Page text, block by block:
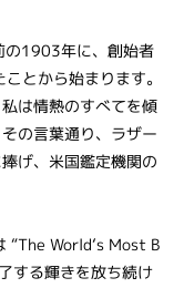
の1903年に、創始者
とから始まります。
は情熱のすべてを傾
の言葉通り、ラザー
げ、米国鑑定機関の
“The World‘s Most B
する輝きを放ち続け